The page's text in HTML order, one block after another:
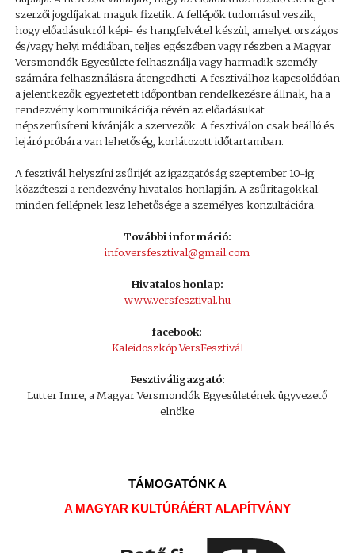
szerzői jogdíjakat maguk fizetik. A fellépők tudomásul veszik,
hogy előadásukról képi- és hangfelvétel készül, amelyet országos
és/vagy helyi médiában, teljes egészében vagy részben a Magyar
Versmondók Egyesülete felhasználja vagy harmadik személy
számára felhasználásra átengedheti. A fesztiválhoz kapcsolódóan
a jelentkezők egyeztetett időpontban rendelkezésre állnak, ha a
rendezvény kommunikációja révén az előadásukat
népszerűsíteni kívánják a szervezők. A fesztiválon csak beálló és
lejáró próbára van lehetőség, korlátozott időtartamban.
A fesztivál helyszíni zsűrijét az igazgatóság szeptember 10-ig
közzéteszi a rendezvény hivatalos honlapján. A zsűritagokkal
minden fellépnek lesz lehetősége a személyes konzultációra.
További információ:
info.versfesztival@gmail.com
Hivatalos honlap:
www.versfesztival.hu
facebook:
Kaleidoszkóp VersFesztivál
Fesztiváligazgató:
Lutter Imre, a Magyar Versmondók Egyesületének ügyvezető
elnöke
TÁMOGATÓNK A
A MAGYAR KULTÚRÁÉRT ALAPÍTVÁNY